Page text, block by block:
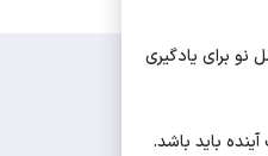
نو برای یادگیری
باید باشد.